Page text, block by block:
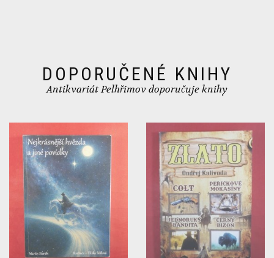
DOPORUČENÉ KNIHY
Antikvariát Pelhřimov doporučuje knihy